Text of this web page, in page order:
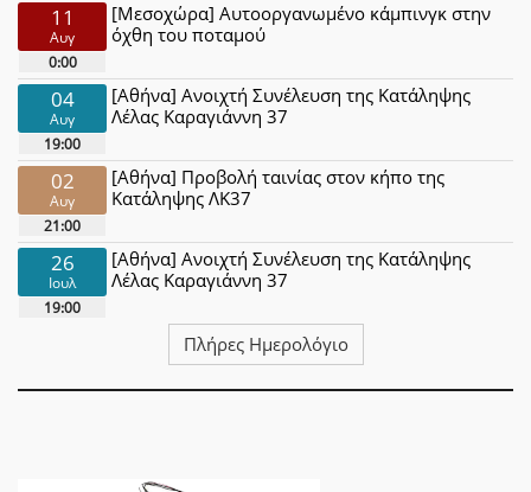
11
Αυγ
0:00
[Μεσοχώρα] Αυτοοργανωμένο κάμπινγκ στην
όχθη του ποταμού
04
Αυγ
19:00
[Αθήνα] Ανοιχτή Συνέλευση της Κατάληψης
Λέλας Καραγιάννη 37
02
Αυγ
21:00
[Αθήνα] Προβολή ταινίας στον κήπο της
Κατάληψης ΛΚ37
26
Ιουλ
19:00
[Αθήνα] Ανοιχτή Συνέλευση της Κατάληψης
Λέλας Καραγιάννη 37
Πλήρες Ημερολόγιο